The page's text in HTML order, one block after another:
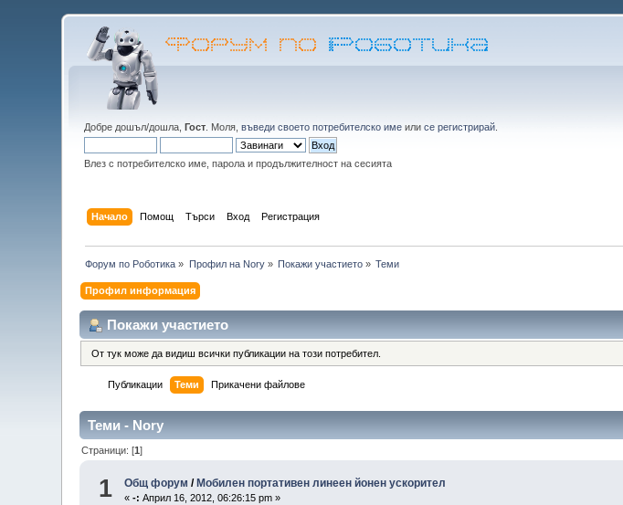
Добре дошъл/дошла,Гост . Моля,въведи своето потребителско име илисе регистрирай
Влез с потребителско име, парола и продължителност на сесията
Начало Помощ Търси Вход Регистрация
Форум по Роботика » Профил на Nory» Покажи участието » Теми
Профил информация
Покажи участието
От тук може да видиш всички публикации на този потребител.
Публикации Теми Прикачени файлове
Теми - Nory
Страници: [1]
1 Общ форум / Мобилен портативен линеен йонен ускорител
«-: Април 16, 2012, 06:26:15 pm »